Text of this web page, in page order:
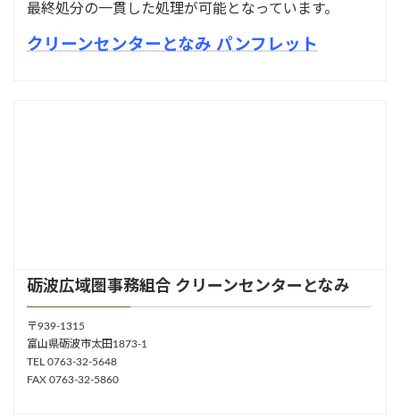
最終処分の一貫した処理が可能となっています。
クリーンセンターとなみ パンフレット
砺波広域圏事務組合 クリーンセンターとなみ
〒939-1315
富山県砺波市太田1873-1
TEL 0763-32-5648
FAX 0763-32-5860